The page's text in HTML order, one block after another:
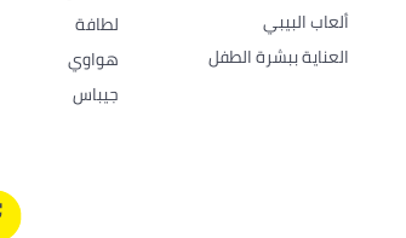
ألعاب البيبي
العناية ببشرة الطفل
لطافة
هواوي
جيباس